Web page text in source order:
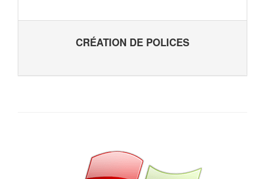
CRÉATION DE POLICES